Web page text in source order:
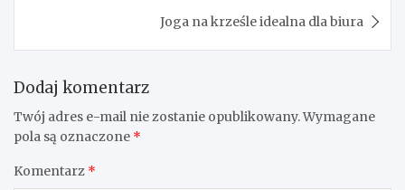
Joga na krześle idealna dla biura
Dodaj komentarz
Twój adres e-mail nie zostanie opublikowany.Wymagane
pola są oznaczone *
Komentarz *